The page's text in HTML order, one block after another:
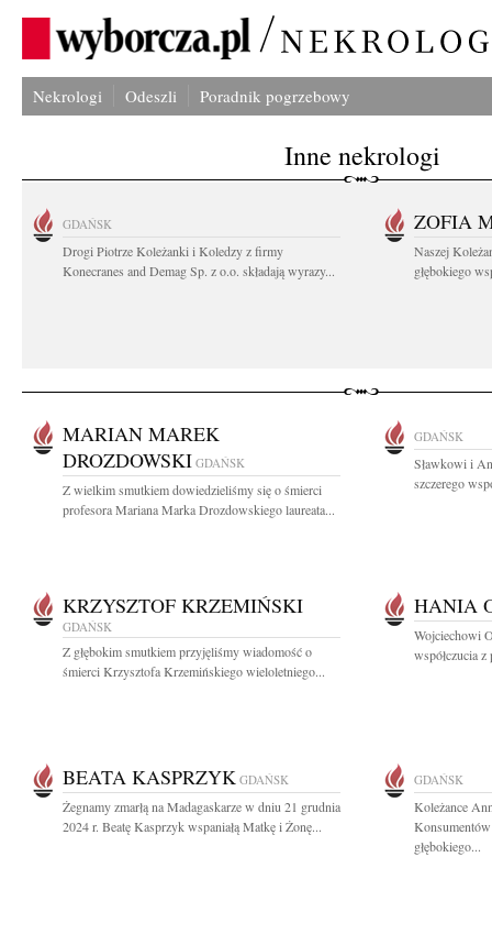
Nekrologi Odeszli Poradnik pogrzebowy
Inne nekrologi
GDAŃSK
Drogi Piotrze Koleżanki i Koledzy z firmy
Konecranes and Demag Sp. z o.o. składają wyrazy...
ZOFIA
Naszej
głębokiego
MARIAN MAREK
DROZDOWSKI GDAŃSK
Z wielkim smutkiem dowiedzieliśmy się o śmierci
profesora Mariana Marka Drozdowskiego laureata...
GDAŃSK
Sławkowi i
szczerego
KRZYSZTOF KRZEMIŃSKI
GDAŃSK
Z głębokim smutkiem przyjęliśmy wiadomość o
śmierci Krzysztofa Krzemińskiego wieloletniego...
HANIA
Wojciechowi
współczucia
BEATA KASPRZYK GDAŃSK
Żegnamy zmarłą na Madagaskarze w dniu 21 grudnia
2024 r. Beatę Kasprzyk wspaniałą Matkę i Żonę...
GDAŃSK
Koleżance
głębokiego...